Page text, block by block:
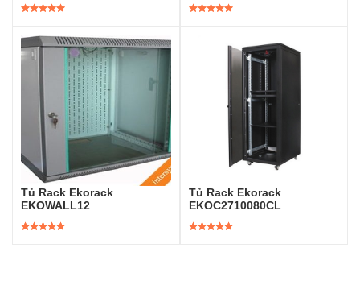
hạng5.005
sao
Tủ Rack Ekorack
EKOWALL12
Tủ Rack Ekorack
EKOC2710080CL